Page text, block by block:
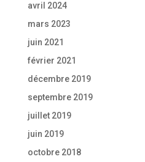
avril 2024
mars 2023
juin 2021
février 2021
décembre 2019
septembre 2019
juillet 2019
juin 2019
octobre 2018